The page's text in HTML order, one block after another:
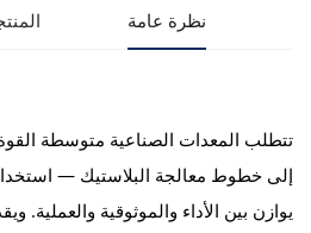
نظرة عامة
تتطلب المعدات الصناعية متوسطة